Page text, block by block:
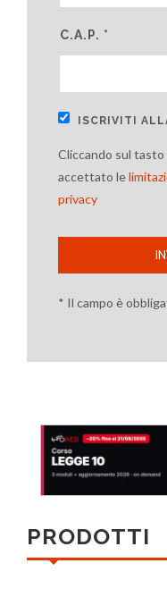
C.A.P. *
ISCRIVITI
Cliccando sul
accettato le
privacy
* Il campo è
PRODOTTI